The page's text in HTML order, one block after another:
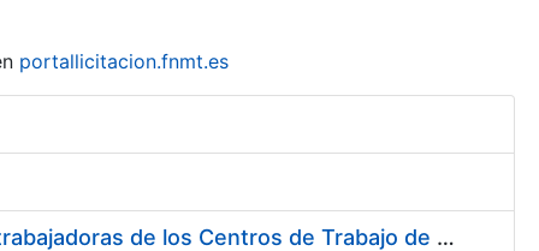
portallicitacion.fnmt.es
Suministro de Protectores Auditivos a medida para las personas trabajadoras de los Centros de Trabajo de Madrid y Burgos